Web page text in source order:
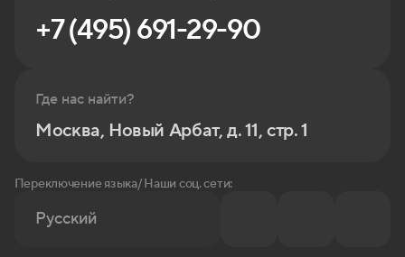
+7 (495) 691-29-90
Где нас найти?
Москва, Новый Арбат, д. 11, стр. 1
Переключение языка/ Наши соц. сети:
Русский